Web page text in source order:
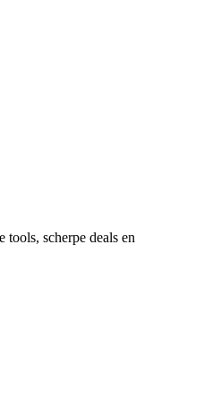
scherpe deals en